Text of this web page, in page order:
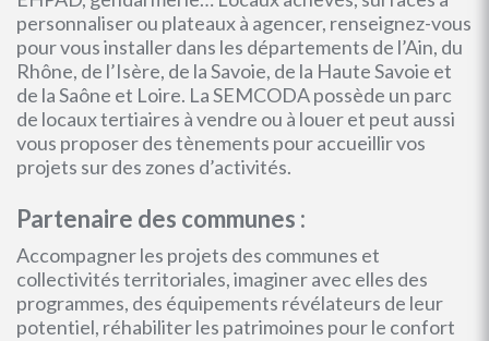
personnaliser ou plateaux à agencer, renseignez-vous
pour vous installer dans les départements de l’Ain, du
Rhône, de l’Isère, de la Savoie, de la Haute Savoie et
de la Saône et Loire. La SEMCODA possède un parc
de locaux tertiaires à vendre ou à louer et peut aussi
vous proposer des tènements pour accueillir vos
projets sur des zones d’activités.
Partenaire des communes :
Accompagner les projets des communes et
collectivités territoriales, imaginer avec elles des
programmes, des équipements révélateurs de leur
potentiel, réhabiliter les patrimoines pour le confort